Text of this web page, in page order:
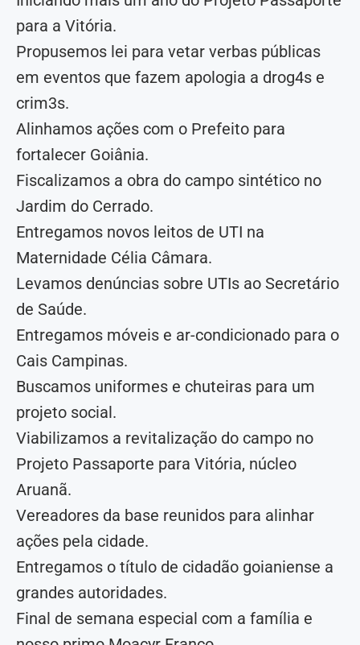
para a Vitória.
Propusemos lei para vetar verbas públicas
em eventos que fazem apologia a drog4s e
crim3s.
Alinhamos ações com o Prefeito para
fortalecer Goiânia.
Fiscalizamos a obra do campo sintético no
Jardim do Cerrado.
Entregamos novos leitos de UTI na
Maternidade Célia Câmara.
Levamos denúncias sobre UTIs ao Secretário
de Saúde.
Entregamos móveis e ar-condicionado para o
Cais Campinas.
Buscamos uniformes e chuteiras para um
projeto social.
Viabilizamos a revitalização do campo no
Projeto Passaporte para Vitória, núcleo
Aruanã.
Vereadores da base reunidos para alinhar
ações pela cidade.
Entregamos o título de cidadão goianiense a
grandes autoridades.
Final de semana especial com a família e